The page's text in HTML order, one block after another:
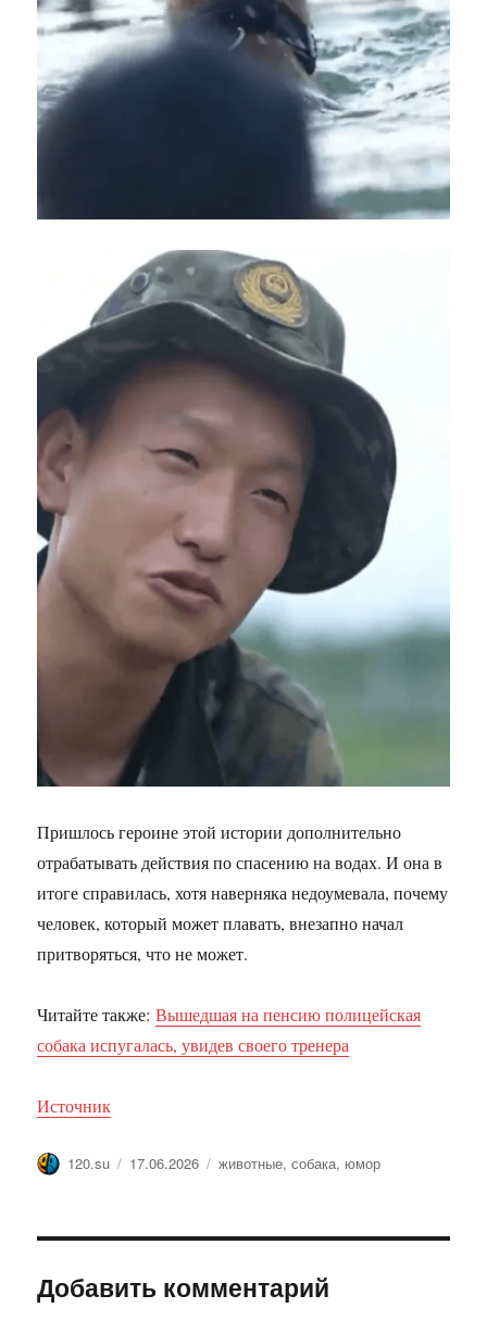
Пришлось героине этой истории дополнительно
отрабатывать действия по спасению на водах. И она в
итоге справилась, хотя наверняка недоумевала, почему
человек, который может плавать, внезапно начал
притворяться, что не может.
Читайте также:Вышедшая на пенсию полицейская
собака испугалась, увидев своего тренера
Источник
Автор
120.su Опубликовано
17.06.2026 Метки
животные,собака, юмор
Добавить комментарий